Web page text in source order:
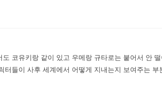
도 코유키랑 같이 있고 우메랑 규타로는 붙어서 안 떨
터들이 사후 세계에서 어떻게 지내는지 보여주는